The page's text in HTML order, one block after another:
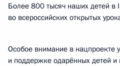
Более 800 тысяч наших детей в
во всероссийских открытых
Особое внимание в нацпроекте
и поддержке одарённых детей